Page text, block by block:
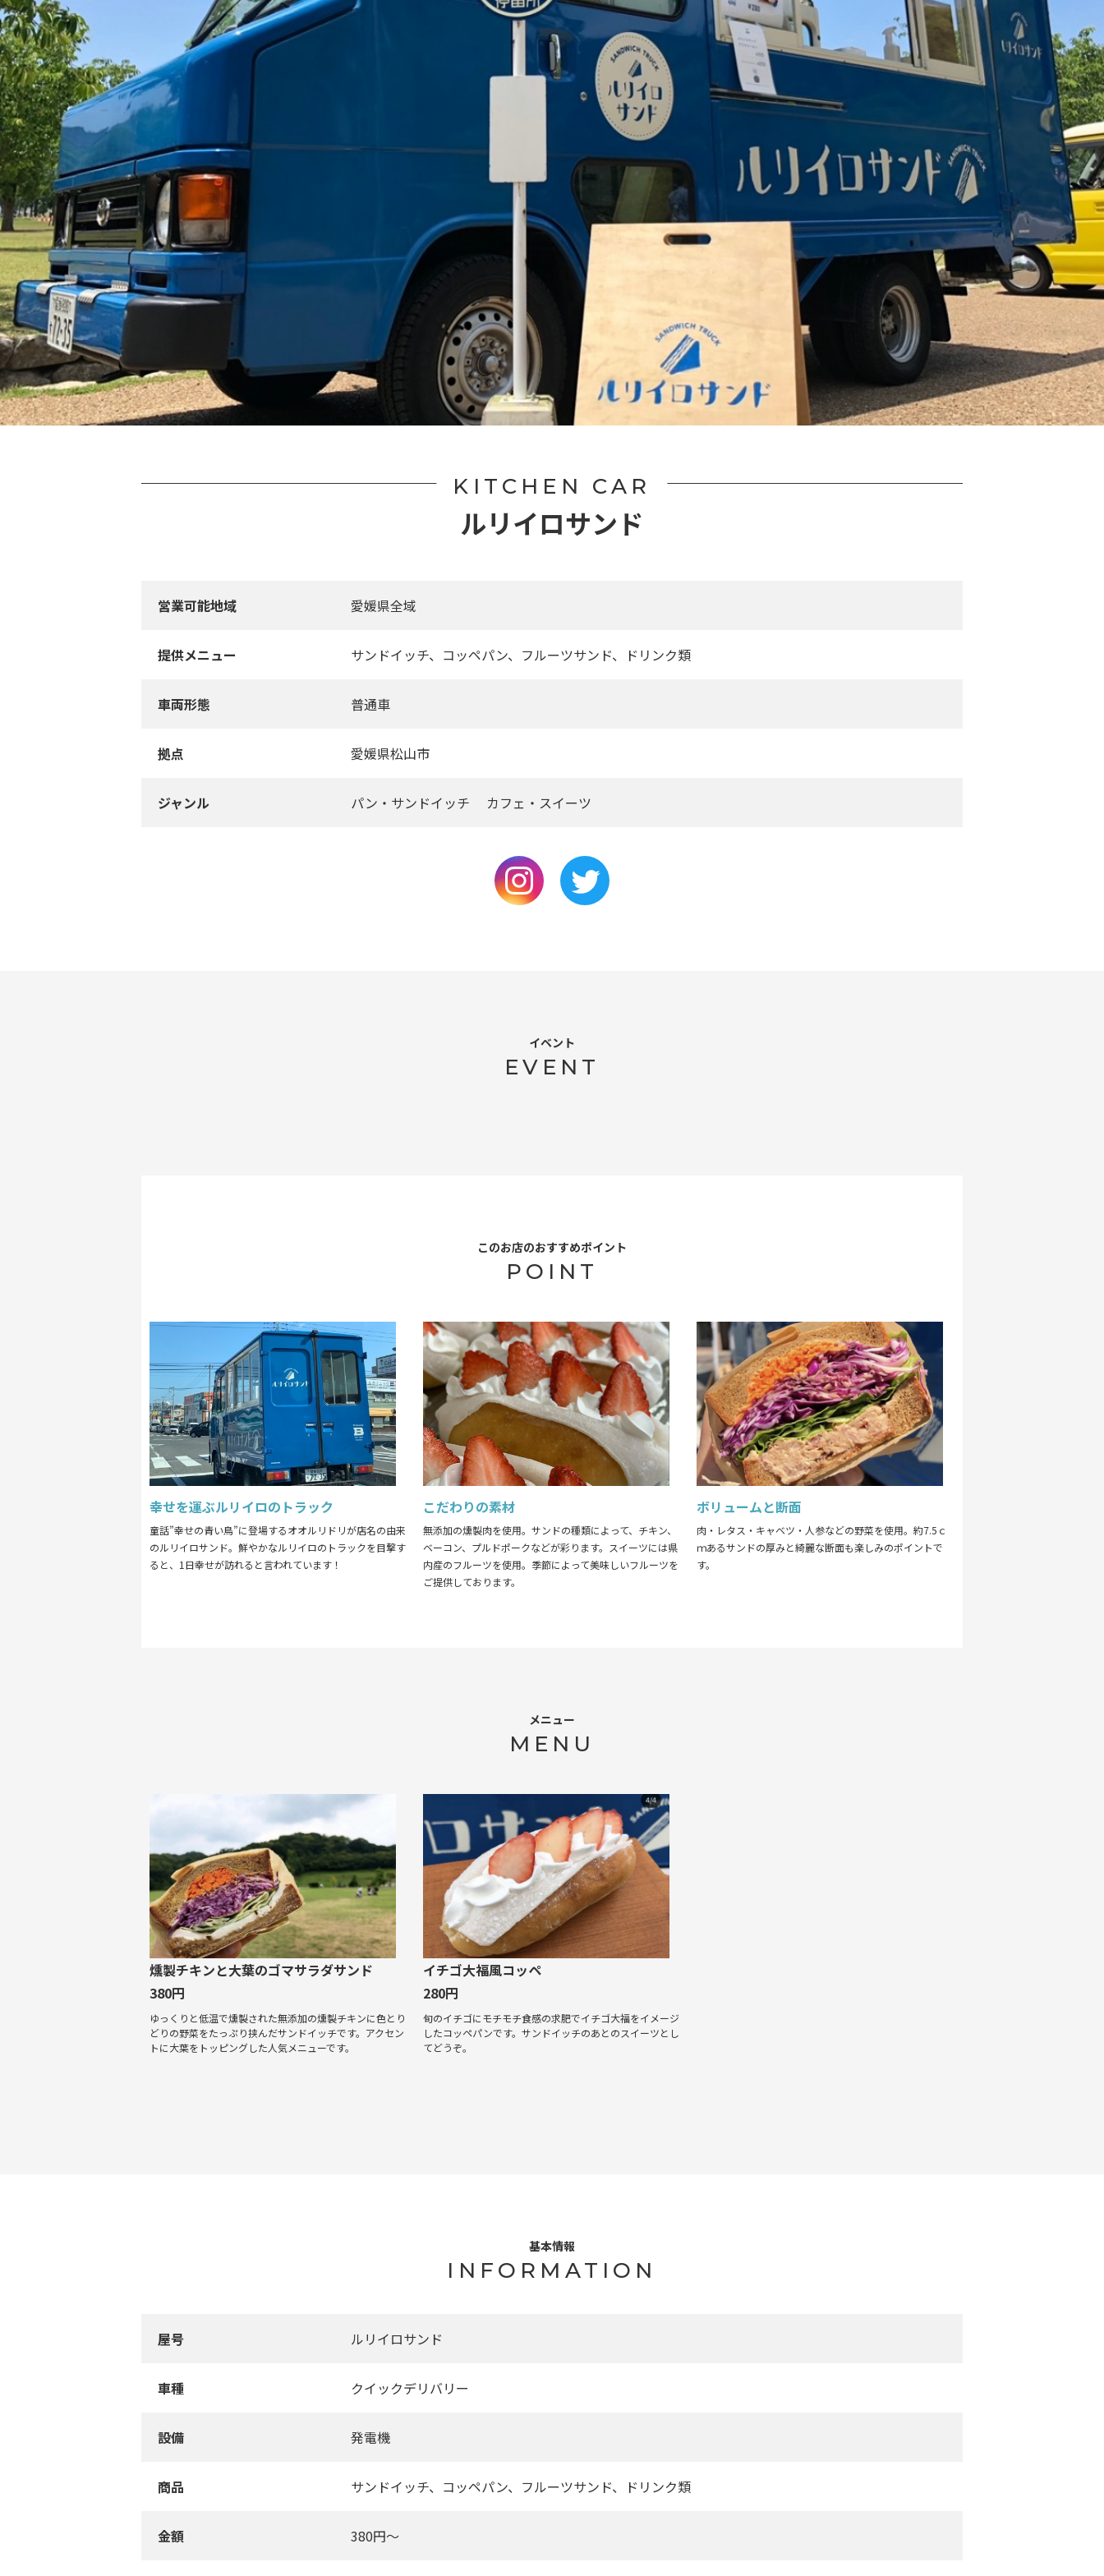
KITCHEN CAR
ルリイロサンド
営業可能地域 愛媛県全域
提供メニュー サンドイッチ、コッペパン、フルーツサンド、ドリンク類
車両形態 普通車
拠点 愛媛県松山市
ジャンル パン・サンドイッチ カフェ・スイーツ
イベント
EVENT
このお店のおすすめポイント
POINT
幸せを運ぶルリイロのトラック
童話”幸せの青い鳥”に登場するオオルリドリが店名の由来
のルリイロサンド。鮮やかなルリイロのトラックを目撃す
ると、1日幸せが訪れると言われています！
こだわりの素材
無添加の燻製肉を使用。サンドの種類によって、チキン、
ベーコン、プルドポークなどが彩ります。スイーツには県
内産のフルーツを使用。季節によって美味しいフルーツを
ご提供しております。
ボリュームと断面
肉・レタス・キャベツ・人参などの野菜を使用。約7.5ｃ
ｍあるサンドの厚みと綺麗な断面も楽しみのポイントで
す。
メニュー
MENU
燻製チキンと大葉のゴマサラダサンド
380円
ゆっくりと低温で燻製された無添加の燻製チキンに色とり
どりの野菜をたっぷり挟んだサンドイッチです。アクセン
トに大葉をトッピングした人気メニューです。
イチゴ大福風コッペ
280円
旬のイチゴにモチモチ食感の求肥でイチゴ大福をイメージ
したコッペパンです。サンドイッチのあとのスイーツとし
てどうぞ。
基本情報
INFORMATION
屋号 ルリイロサンド
車種 クイックデリバリー
設備 発電機
商品 サンドイッチ、コッペパン、フルーツサンド、ドリンク類
金額 380円～